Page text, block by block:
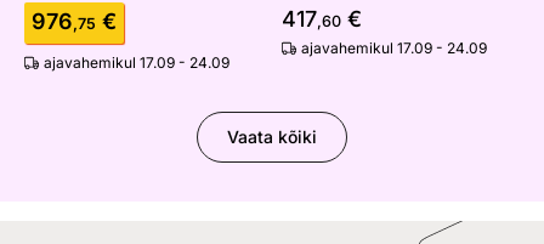
976,75 €
ajavahemikul 17.09 - 24.09
417,60 €
ajavahemikul 17.09 - 24.09
Vaata kõiki